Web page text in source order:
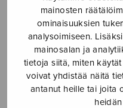
mainosten
ominaisuuksien
analysoimiseen.
mainosalan ja
tietoja siitä, miten
voivat yhdistää näitä
antanut heille tai joita
A scurvy
28.3.2017